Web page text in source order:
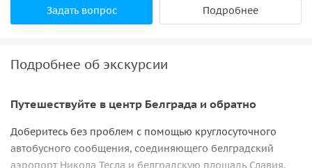
Задать вопрос Подробнее
Подробнее об экскурсии
Путешествуйте в центр Белграда и обратно
Доберитесь без проблем с помощью круглосуточного
автобусного сообщения, соединяющего белградский
аэропорт Никола Тесла и белградскую площадь Славия,